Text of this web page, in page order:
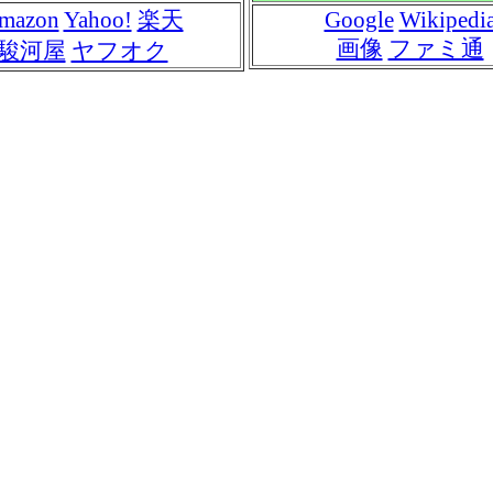
Yahoo! 楽天
河屋 ヤフオク
Google
画像 ファミ通